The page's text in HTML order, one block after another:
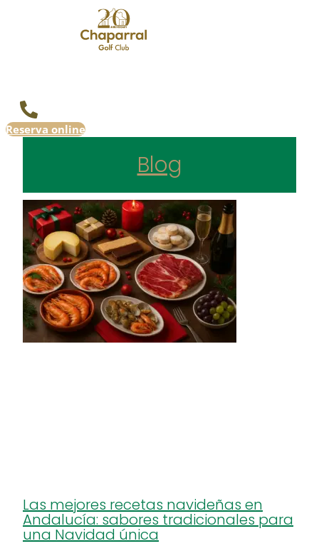
Reserva online
Blog
Las mejores recetas navideñas en
Andalucía: sabores tradicionales para
una Navidad única